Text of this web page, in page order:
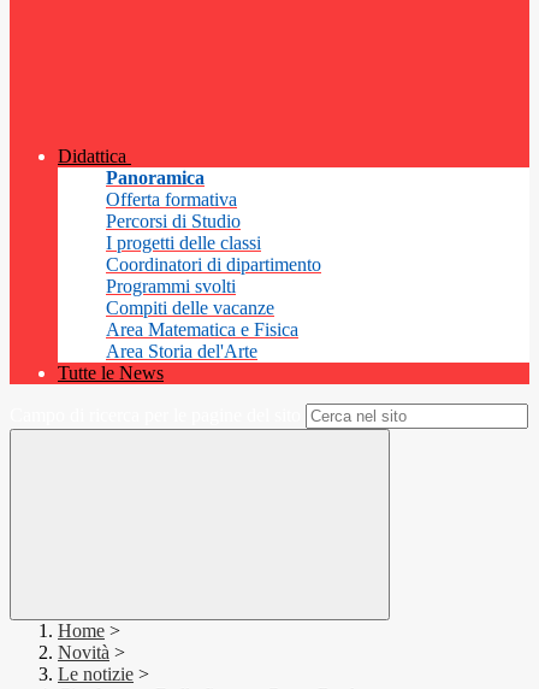
Didattica
Panoramica
Offerta formativa
Percorsi di Studio
I progetti delle classi
Coordinatori di dipartimento
Programmi svolti
Compiti delle vacanze
Area Matematica e Fisica
Area Storia del'Arte
Tutte le News
Home >
Novità >
Le notizie >